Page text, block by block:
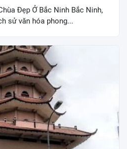
Đẹp Ở Bắc Ninh Bắc Ninh,
sử văn hóa phong...